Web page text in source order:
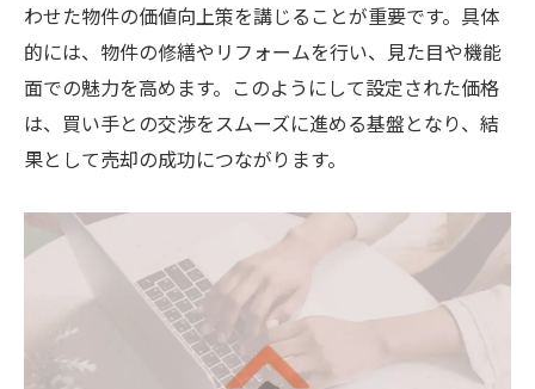
わせた物件の価値向上策を講じることが重要です。具体
的には、物件の修繕やリフォームを行い、見た目や機能
面での魅力を高めます。このようにして設定された価格
は、買い手との交渉をスムーズに進める基盤となり、結
果として売却の成功につながります。